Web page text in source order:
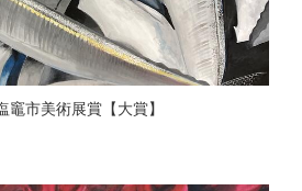
市美術展賞【大賞】